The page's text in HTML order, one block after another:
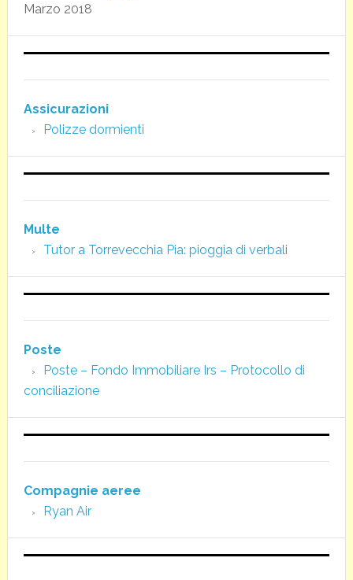
Marzo 2018
Assicurazioni
Polizze dormienti
Multe
Tutor a Torrevecchia Pia: pioggia di verbali
Poste
Poste – Fondo Immobiliare Irs – Protocollo di
conciliazione
Compagnie aeree
Ryan Air